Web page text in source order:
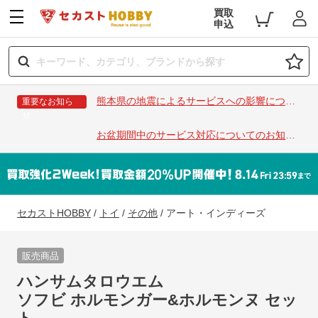
買取
申込
重要なお知ら
熊本県の地震によるサービスへの影響につい
て
お盆期間中のサービス対応についてのお知ら
せ
セカストHOBBY / トイ / その他 / アート・インディーズ
販売商品
ハンサムタロウエム
ソフビ ホルモンガー&ホルモンヌ セッ